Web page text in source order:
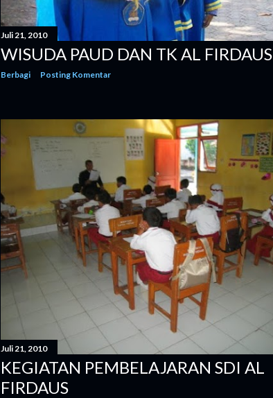
Juli 21, 2010
WISUDA PAUD DAN TK AL FIRDAUS
Berbagi Posting Komentar
Juli 21, 2010
KEGIATAN PEMBELAJARAN SDI AL
FIRDAUS